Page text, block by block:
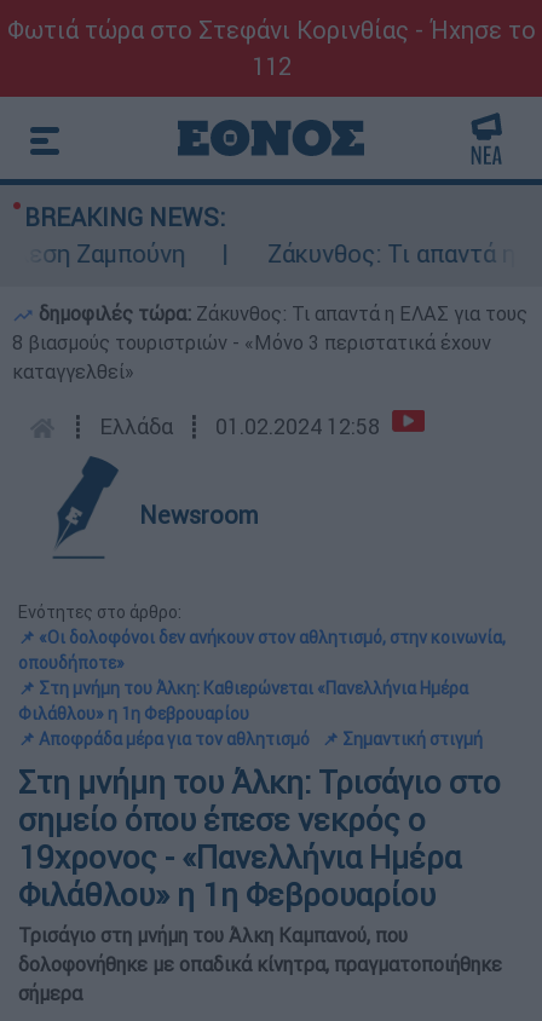
Φωτιά τώρα στο Στεφάνι Κορινθίας - Ήχησε το
112
BREAKING NEWS:
Ζαμπούνη
Ζάκυνθος: Τι απαντά η
δημοφιλές τώρα: Ζάκυνθος: Τι απαντά η ΕΛΑΣ για τους
8 βιασμούς τουριστριών - «Μόνο 3 περιστατικά έχουν
καταγγελθεί»
┋ Ελλάδα ┋ 01.02.2024 12:58
Newsroom
Ενότητες στο άρθρο:
📌 «Οι δολοφόνοι δεν ανήκουν στον αθλητισμό, στην κοινωνία,
οπουδήποτε»
📌 Στη μνήμη του Άλκη: Καθιερώνεται «Πανελλήνια Ημέρα
Φιλάθλου» η 1η Φεβρουαρίου
📌 Αποφράδα μέρα για τον αθλητισμό
📌 Σημαντική στιγμή
Στη μνήμη του Άλκη: Τρισάγιο στο
σημείο όπου έπεσε νεκρός ο
19χρονος - «Πανελλήνια Ημέρα
Φιλάθλου» η 1η Φεβρουαρίου
Τρισάγιο στη μνήμη του Άλκη Καμπανού, που
δολοφονήθηκε με οπαδικά κίνητρα, πραγματοποιήθηκε
σήμερα